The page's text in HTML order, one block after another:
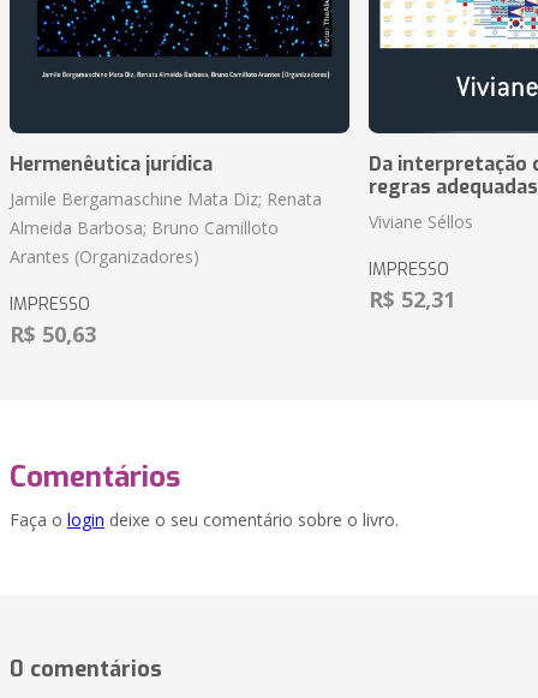
Hermenêutica jurídica
Jamile Bergamaschine Mata Diz; Renata
Almeida Barbosa; Bruno Camilloto
Arantes (Organizadores)
IMPRESSO
R$ 50,63
Da interpretação
regras
Viviane Séllos
IMPRESSO
R$ 52,31
Comentários
Faça o login deixe o seu comentário sobre o livro.
0 comentários